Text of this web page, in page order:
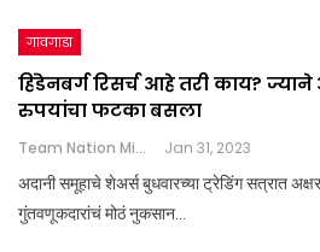
गावगाडा
हिंडेनबर्ग रिसर्च आहे तरी काय?
रुपयांचा फटका बसला
Team Nation Mic Jan 31, 2023
अदानी समूहाचे शेअर्स बुधवारच्या ट्रेडिंग सत्रात
गुंतवणूकदारांचं मोठं नुकसान…